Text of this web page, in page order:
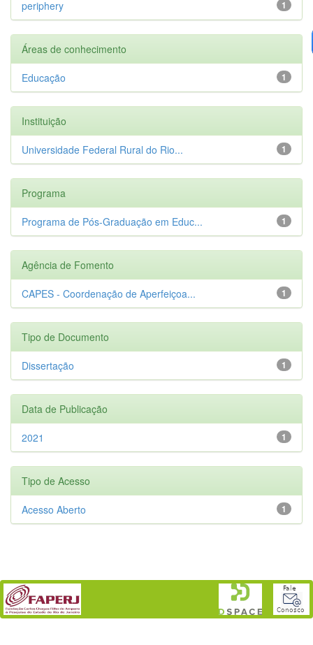
1
periphery
Áreas de conhecimento
1
Educação
Instituição
1
Universidade Federal Rural do Rio...
Programa
1
Programa de Pós-Graduação em Educ...
Agência de Fomento
1
CAPES - Coordenação de Aperfeiçoa...
Tipo de Documento
1
Dissertação
Data de Publicação
1
2021
Tipo de Acesso
1
Acesso Aberto